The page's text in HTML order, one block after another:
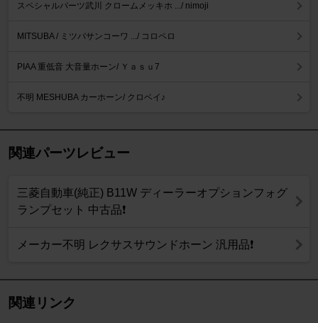
スペシャルパーツ武川 クロームメッキホ .../ nimoji
MITSUBA / ミツバサンコーワ .../ コロペロ
PIAA 重低音 大音量ホーン/ Ｙａｓｕ7
不明 MESHUBA カーホーン/ クロベイ♪
関連パーツレビュー
三菱自動車(純正) B11W ディーラーオプションフォグ
ランプセット 中古品❗
メーカー不明 レクサスサウンドホーン 汎用品❗
関連リンク